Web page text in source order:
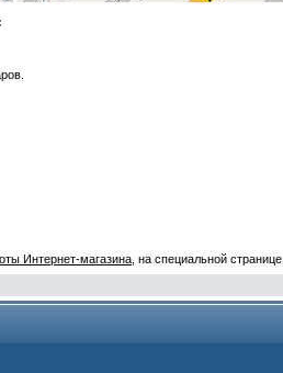
Интернет-магазина , на специальной странице.